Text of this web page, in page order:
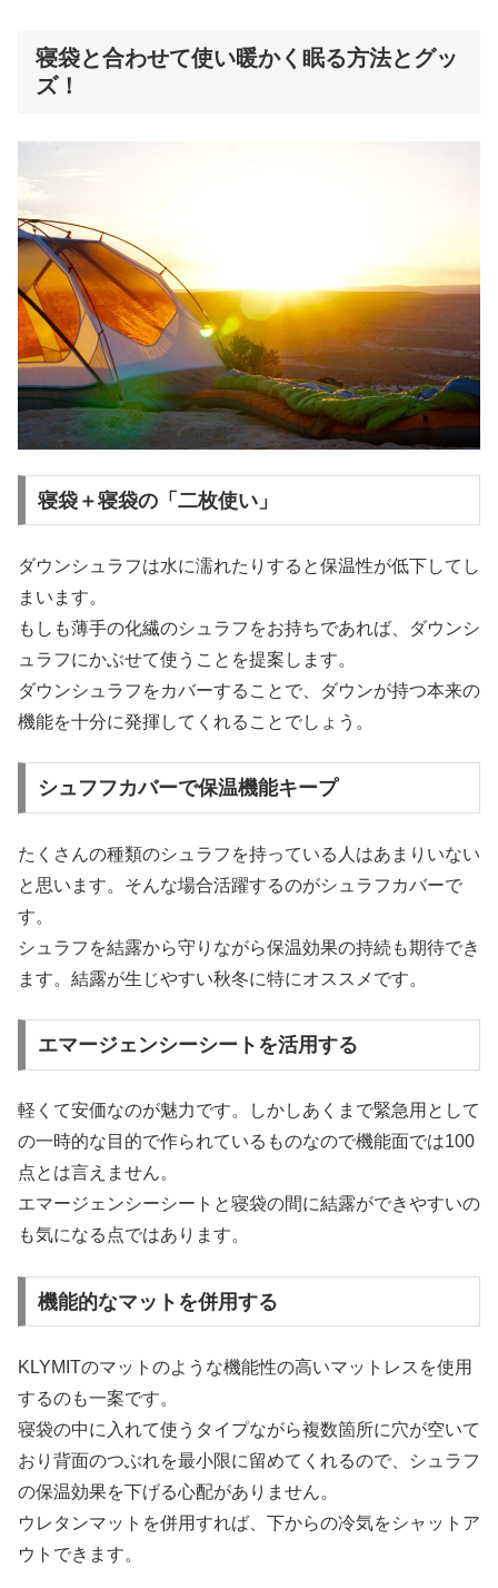
寝袋と合わせて使い暖かく眠る方法とグッ
ズ！
寝袋＋寝袋の「二枚使い」
ダウンシュラフは水に濡れたりすると保温性が低下してし
まいます。
もしも薄手の化繊のシュラフをお持ちであれば、ダウンシ
ュラフにかぶせて使うことを提案します。
ダウンシュラフをカバーすることで、ダウンが持つ本来の
機能を十分に発揮してくれることでしょう。
シュフフカバーで保温機能キープ
たくさんの種類のシュラフを持っている人はあまりいない
と思います。そんな場合活躍するのがシュラフカバーで
す。
シュラフを結露から守りながら保温効果の持続も期待でき
ます。結露が生じやすい秋冬に特にオススメです。
エマージェンシーシートを活用する
軽くて安価なのが魅力です。しかしあくまで緊急用として
の一時的な目的で作られているものなので機能面では100
点とは言えません。
エマージェンシーシートと寝袋の間に結露ができやすいの
も気になる点ではあります。
機能的なマットを併用する
KLYMITのマットのような機能性の高いマットレスを使用
するのも一案です。
寝袋の中に入れて使うタイプながら複数箇所に穴が空いて
おり背面のつぶれを最小限に留めてくれるので、シュラフ
の保温効果を下げる心配がありません。
ウレタンマットを併用すれば、下からの冷気をシャットア
ウトできます。